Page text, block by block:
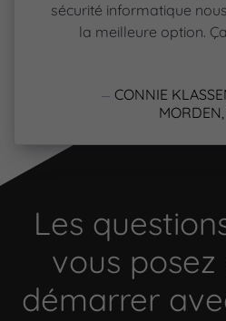
sécurité informatique
la meilleure option.
CONNIE
Les
vous
démarrer